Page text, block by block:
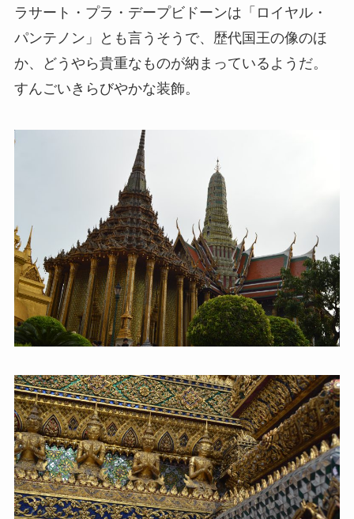
ラサート・プラ・デープビドーンは「ロイヤル・
パンテノン」とも言うそうで、歴代国王の像のほ
か、どうやら貴重なものが納まっているようだ。
すんごいきらびやかな装飾。